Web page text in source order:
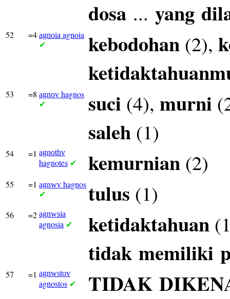
dosa ... yang
52 =4 agnoia agnoia
✔ kebodohan (2),
53 =8 agnov hagnos
✔ suci (4), murni
saleh (1)
54 =1 agnothv
hagnotes ✔ kemurnian (2)
55 =1 agnwv hagnos
✔ tulus (1)
56 =2 agnwsia
agnosia ✔ ketidaktahuan
tidak memiliki
57 =1 agnwstov
agnostos ✔ TIDAK